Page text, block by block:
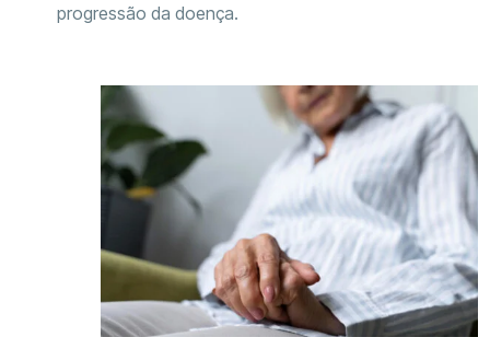
progressão da doença.